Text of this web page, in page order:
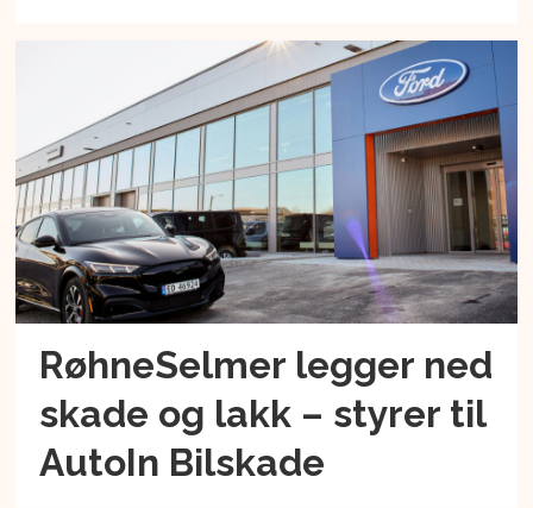
RøhneSelmer legger ned
skade og lakk – styrer til
AutoIn Bilskade